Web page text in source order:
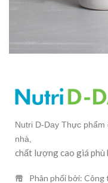
Nutri D-Day Thực
nhà,
chất lượng cao giá
Phân phối bởi: